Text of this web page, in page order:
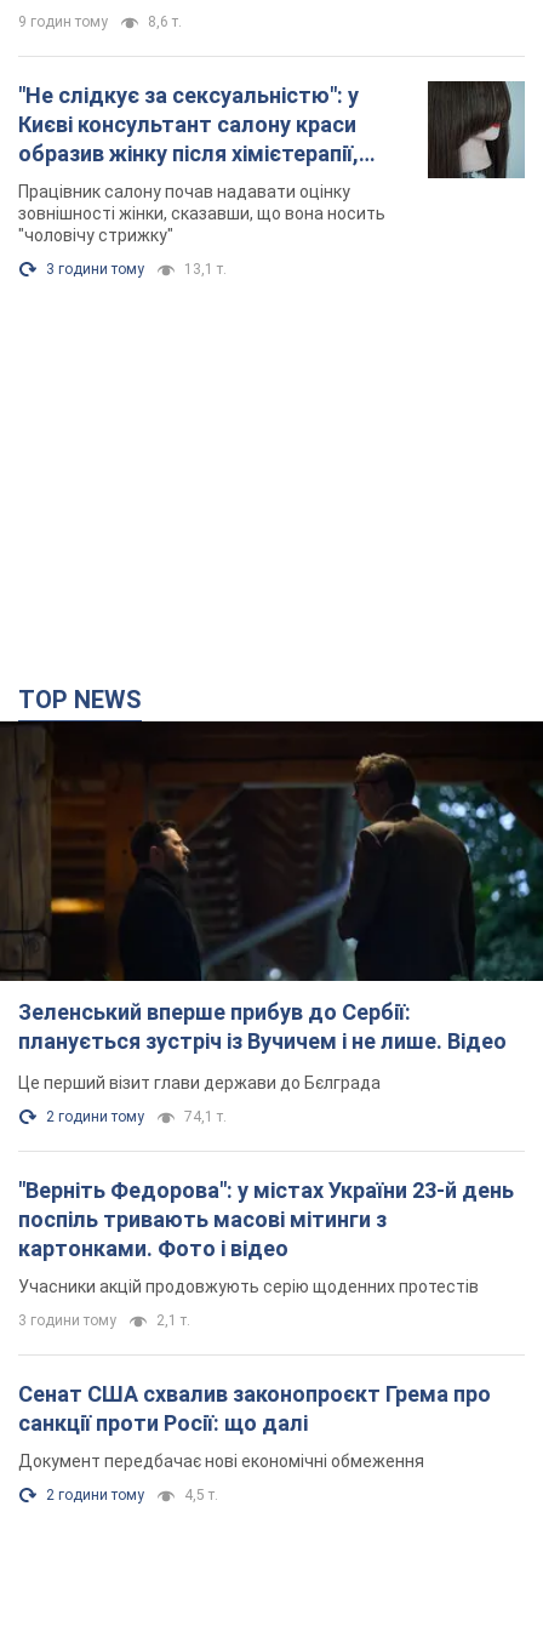
9 годин тому 8,6 т.
"Не слідкує за сексуальністю": у
Києві консультант салону краси
образив жінку після хімієтерапії,
розгорівся скандал. Фото
Працівник салону почав надавати оцінку
зовнішності жінки, сказавши, що вона носить
"чоловічу стрижку"
3 години тому 13,1 т.
TOP NEWS
Зеленський вперше прибув до Сербії:
планується зустріч із Вучичем і не лише. Відео
Це перший візит глави держави до Бєлграда
2 години тому 74,1 т.
"Верніть Федорова": у містах України 23-й день
поспіль тривають масові мітинги з
картонками. Фото і відео
Учасники акцій продовжують серію щоденних протестів
3 години тому 2,1 т.
Сенат США схвалив законопроєкт Грема про
санкції проти Росії: що далі
Документ передбачає нові економічні обмеження
2 години тому 4,5 т.